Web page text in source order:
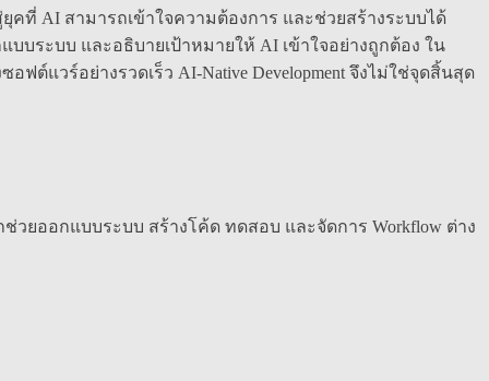
คที่ AI สามารถเข้าใจความต้องการ และช่วยสร้างระบบได้
บระบบ และอธิบายเป้าหมายให้ AI เข้าใจอย่างถูกต้อง ใน
วร์อย่างรวดเร็ว AI-Native Development จึงไม่ใช่จุดสิ้นสุด
ออกแบบระบบ สร้างโค้ด ทดสอบ และจัดการ Workflow ต่าง